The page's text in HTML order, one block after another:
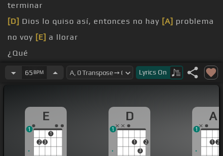
terminar
[D] Dios lo quiso así, entonces no hay [A] problema
no voy [E] a llorar
¿Qué
Que vivió de ti y que tú solo [A]le rompiste el
[F#m]Si te quieres huir ya, yo no voy a impedir[E]
tus sueños de volar
65 BPM Lyrics On
E
2 3
1
1
D
1
3
2
1
A
1 2
1